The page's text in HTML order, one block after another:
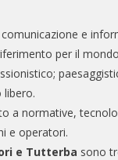
e
per il
libero.
a normative,
e operatori.
e Tutterba sono